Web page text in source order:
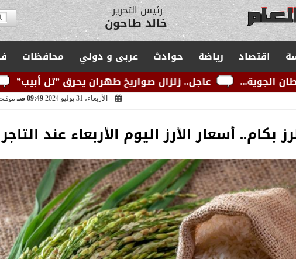
مدير التحرير
يوسف قبودان
اقتصاد رياضة حوادث عربى و دولي محافظات
وزارة زلزال صواريخ طهران يحرق ”تل أبيب”
الأربعاء، 31 يوليو 2024 09:49 صـ
بكام.. أسعار الأرز اليوم الأربعاء عند التاجر